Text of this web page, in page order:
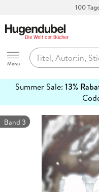
100
Hugendubel
Menu
Summer Sale: 13%
erfahren
Band 3